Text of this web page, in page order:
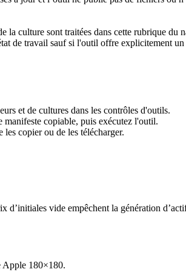
la culture sont traitées dans cette rubrique du
de travail sauf si l'outil offre explicitement un
et de cultures dans les contrôles d'outils.
manifeste copiable, puis exécutez l'outil.
les copier ou de les télécharger.
vide empêchent la génération
Apple 180×180.